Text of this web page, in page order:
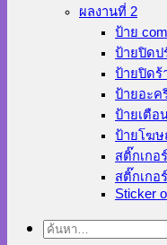
ผลงานที่ 2
ป้าย
ป้ายปิดป
ป้ายปิดร้
ป้ายอะค
ป้ายเตือ
ป้ายโฆ
สติ๊กเก
สติ๊กเก
Sticker
ค้นหา: